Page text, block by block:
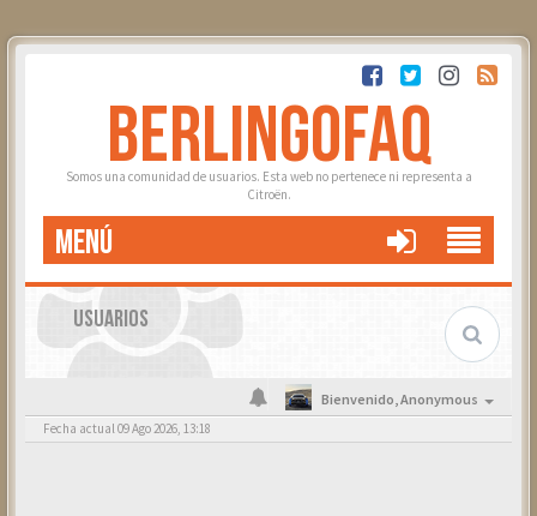
BERLINGOFAQ
Somos una comunidad de usuarios. Esta web no pertenece ni representa a
Citroën.
MENÚ
USUARIOS
Bienvenido,Anonymous
Fecha actual 09 Ago 2026, 13:18